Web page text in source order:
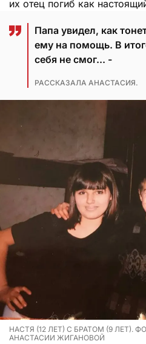
их отец погиб как
Папа увидел, как
ему на помощь. В
себя не смог... -
РАССКАЗАЛА АНАСТАСИЯ.
НАСТЯ (12 ЛЕТ) С БРАТОМ (9 ЛЕТ).
АНАСТАСИИ ЖИГАНОВОЙ